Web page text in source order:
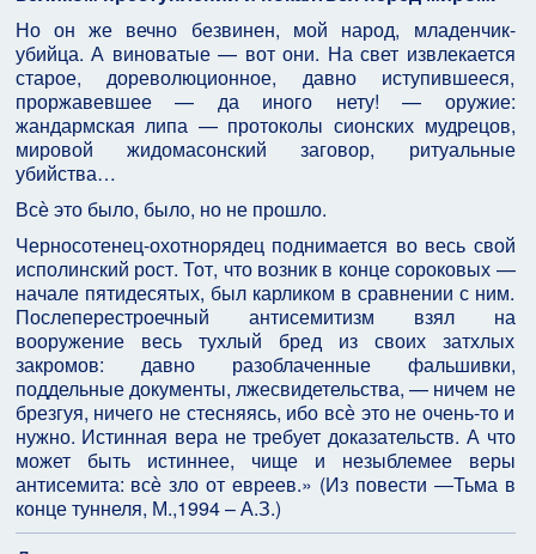
Но он же вечно безвинен, мой народ, младенчик-
убийца. А виноватые — вот они. На свет извлекается
старое, дореволюционное, давно иступившееся,
проржавевшее — да иного нету! — оружие:
жандармская липа — протоколы сионских мудрецов,
мировой жидомасонский заговор, ритуальные
убийства…
Всѐ это было, было, но не прошло.
Черносотенец-охотнорядец поднимается во весь свой
исполинский рост. Тот, что возник в конце сороковых —
начале пятидесятых, был карликом в сравнении с ним.
Послеперестроечный антисемитизм взял на
вооружение весь тухлый бред из своих затхлых
закромов: давно разоблаченные фальшивки,
поддельные документы, лжесвидетельства, — ничем не
брезгуя, ничего не стесняясь, ибо всѐ это не очень-то и
нужно. Истинная вера не требует доказательств. А что
может быть истиннее, чище и незыблемее веры
антисемита: всѐ зло от евреев.» (Из повести ―Тьма в
конце туннеля, М.,1994 – А.З.)